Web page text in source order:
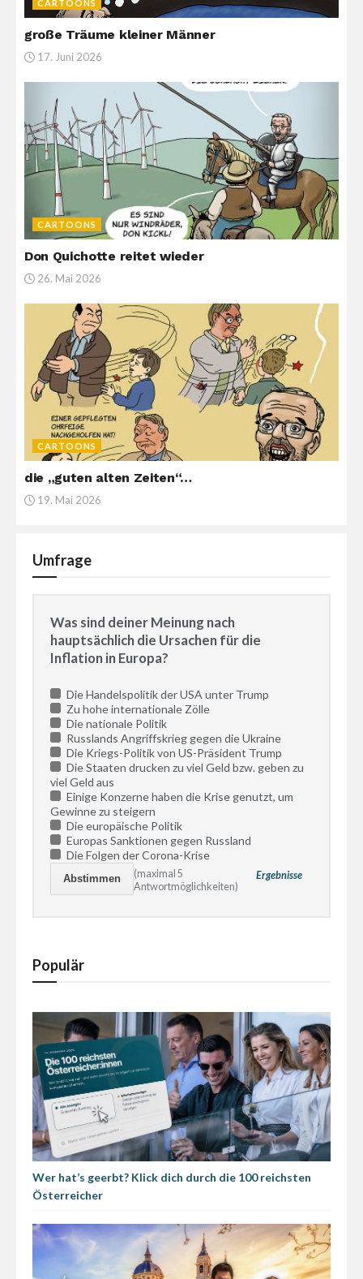
CARTOONS
große Träume kleiner Männer
17. Juni 2026
CARTOONS
Don Quichotte reitet wieder
26. Mai 2026
CARTOONS
die „guten alten Zeiten“…
19. Mai 2026
Umfrage
Was sind deiner Meinung nach
hauptsächlich die Ursachen für die
Inflation in Europa?
Die Handelspolitik der USA unter Trump
Zu hohe internationale Zölle
Die nationale Politik
Russlands Angriffskrieg gegen die Ukraine
Die Kriegs-Politik von US-Präsident Trump
Die Staaten drucken zu viel Geld bzw. geben zu
viel Geld aus
Einige Konzerne haben die Krise genutzt, um
Gewinne zu steigern
Die europäische Politik
Europas Sanktionen gegen Russland
Die Folgen der Corona-Krise
Ergebnisse
(maximal 5
Antwortmöglichkeiten)
Populär
Wer hat’s geerbt? Klick dich durch die 100 reichsten
Österreicher